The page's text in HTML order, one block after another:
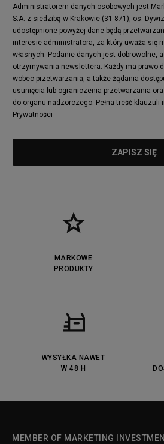
Administratorem danych osobowych jest
S.A. z siedzibą w Krakowie (31-871), os.
udostępnione powyżej dane będą
interesie administratora, za który uważa się
własnych. Podanie danych jest dobrowolne,
otrzymywania newslettera. Każdy ma prawo
wobec przetwarzania, a także żądania
usunięcia lub ograniczenia przetwarzania
do organu nadzorczego. Pełna treść
Prywatności
MARKOWE
PRODUKTY
WYSYŁKA NAWET
W 48 H
MEMBER OF MARKETING